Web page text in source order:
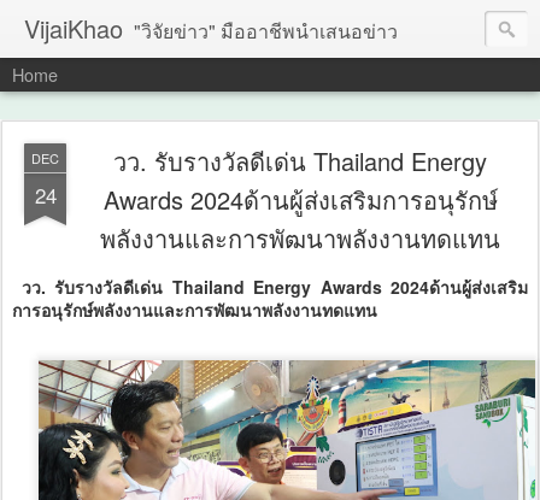
VijaiKhao "วิจัยข่าว" มืออาชีพนำเสนอข่าว
Home
DEC
24
วว. รับรางวัลดีเด่น Thailand Energy
Awards 2024ด้านผู้ส่งเสริมการอนุรักษ์
พลังงานและการพัฒนาพลังงานทดแทน
วว. รับรางวัลดีเด่น Thailand Energy Awards 2024ด้านผู้ส่งเสริม
การอนุรักษ์พลังงานและการพัฒนาพลังงานทดแทน